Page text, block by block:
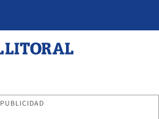
PUBLICIDAD